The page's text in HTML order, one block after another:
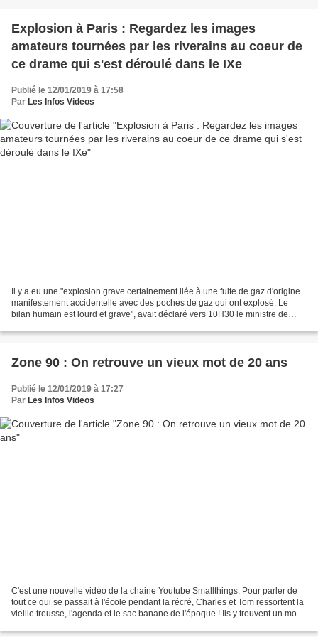
Explosion à Paris : Regardez les images
amateurs tournées par les riverains au coeur de
ce drame qui s'est déroulé dans le IXe
Publié le 12/01/2019 à 17:58
Par Les Infos Videos
Il y a eu une "explosion grave certainement liée à une fuite de gaz d'origine
manifestement accidentelle avec des poches de gaz qui ont explosé. Le
bilan humain est lourd et grave", avait déclaré vers 10H30 le ministre de
Zone 90 : On retrouve un vieux mot de 20 ans
Publié le 12/01/2019 à 17:27
Par Les Infos Videos
C'est une nouvelle vidéo de la chaine Youtube Smallthings. Pour parler de
tout ce qui se passait à l'école pendant la récré, Charles et Tom ressortent la
vieille trousse, l'agenda et le sac banane de l'époque ! Ils y trouvent un mot